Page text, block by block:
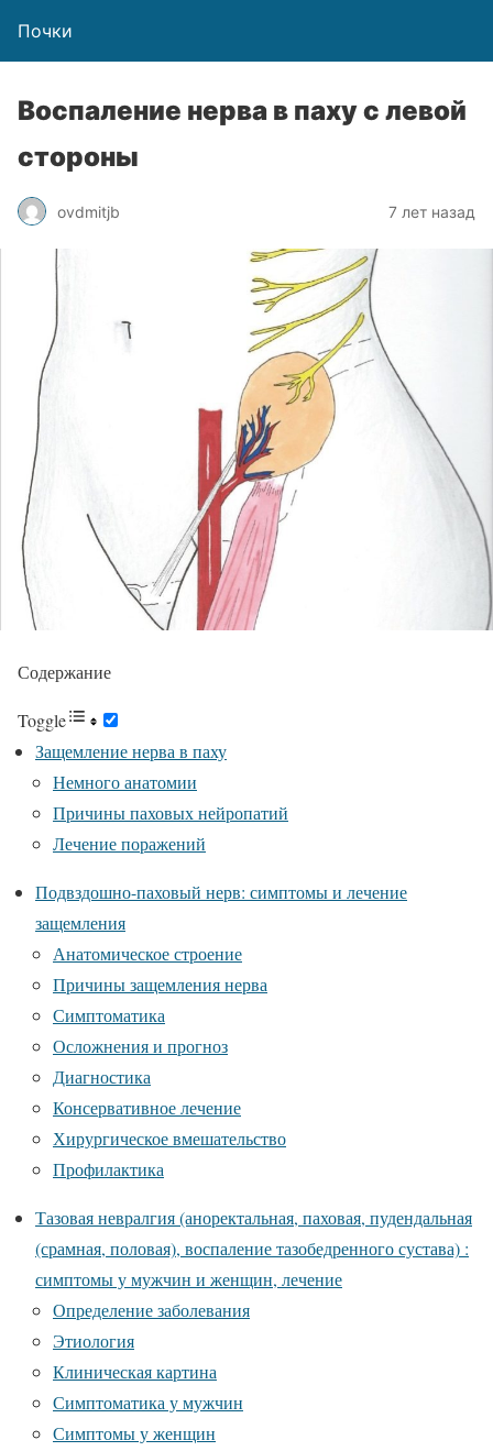
Почки
Воспаление нерва в паху с левой
стороны
ovdmitjb 7 лет назад
Содержание
Toggle
Защемление нерва в паху
Немного анатомии
Причины паховых нейропатий
Лечение поражений
Подвздошно-паховый нерв: симптомы и лечение
защемления
Анатомическое строение
Причины защемления нерва
Симптоматика
Осложнения и прогноз
Диагностика
Консервативное лечение
Хирургическое вмешательство
Профилактика
Тазовая невралгия (аноректальная, паховая, пудендальная
(срамная, половая), воспаление тазобедренного сустава) :
симптомы у мужчин и женщин, лечение
Определение заболевания
Этиология
Клиническая картина
Симптоматика у мужчин
Симптомы у женщин